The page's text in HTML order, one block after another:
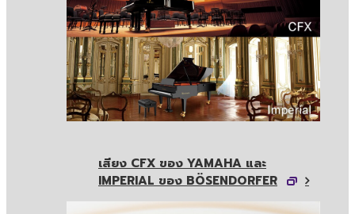
เสียง CFX ของ YAMAHA และ
IMPERIAL ของ BÖSENDORFER